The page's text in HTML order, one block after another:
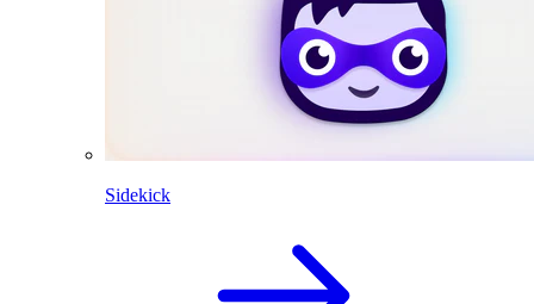
Sidekick